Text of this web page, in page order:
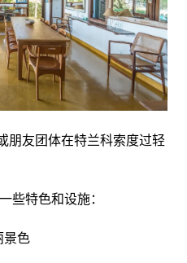
朋友团体在特兰科索度过轻
些特色和设施：
景色